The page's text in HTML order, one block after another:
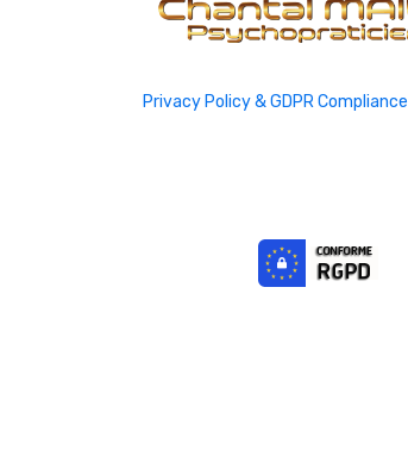
Privacy Policy & GDPR Compliance